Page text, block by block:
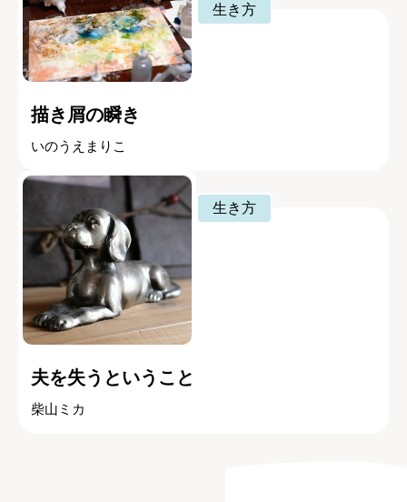
生き方
描き屑の瞬き
いのうえまりこ
生き方
夫を失うということ
柴山ミカ